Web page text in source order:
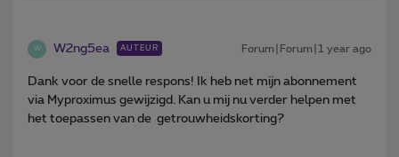
W W2ng5ea AUTEUR Forum|Forum|1 year ago
Dank voor de snelle respons! Ik heb net mijn abonnement
via Myproximus gewijzigd. Kan u mij nu verder helpen met
het toepassen van de getrouwheidskorting?